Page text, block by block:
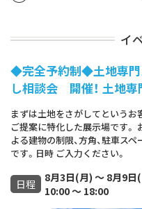
イ
◆完全予約制◆土地専
し相談会 開催！ 土地
まずは土地をさがしてというお
ご提案に特化した展示場です。
よる建物の制限、方角、駐車ス
です。日時 ご入力ください。
日程
8月3日(月) ～ 8月9日
10:00 ～ 18:00